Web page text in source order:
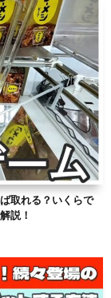
取れる？いくらで
説！